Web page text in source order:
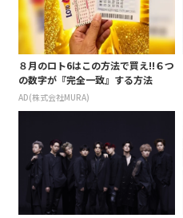
８月のロト6はこの方法で買え!!６つ
の数字が『完全一致』する方法
AD(株式会社MURA)